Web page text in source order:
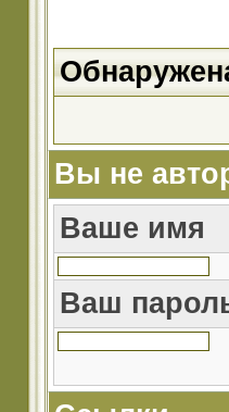
Вы не
Ваше имя
Ваш